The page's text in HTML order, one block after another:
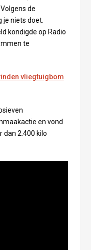
de
je niets doet.
kondigde op Radio
te
vliegtuigbom
en vond
dan 2.400 kilo